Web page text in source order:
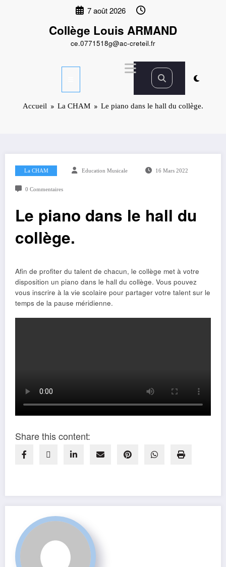
7 août 2026
Collège Louis ARMAND
ce.0771518g@ac-creteil.fr
Accueil La CHAM Le piano dans le hall du collège.
La CHAM Education Musicale 16 Mars 2022
0 Commentaires
Le piano dans le hall du
collège.
Afin de profiter du talent de chacun, le collège met à votre
disposition un piano dans le hall du collège. Vous pouvez
vous inscrire à la vie scolaire pour partager votre talent sur le
temps de la pause méridienne.
Share this content: